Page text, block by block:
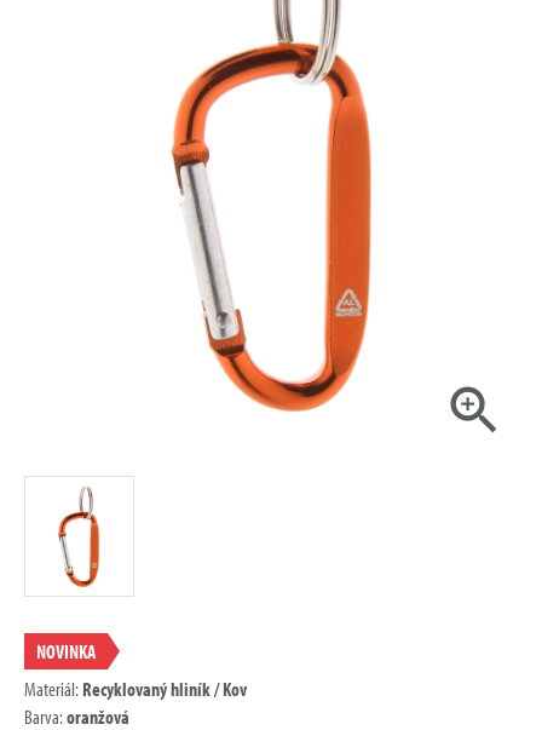
NOVINKA
Materiál: Recyklovaný hliník / Kov
Barva:oranžová